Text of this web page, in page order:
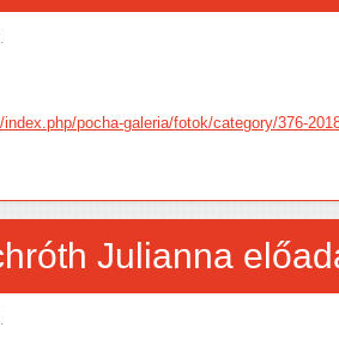
pocha-galeria/fotok/category/376-
Julianna